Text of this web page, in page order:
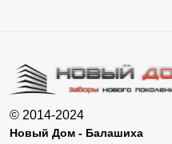
© 2014-2024
Новый Дом - Балашиха